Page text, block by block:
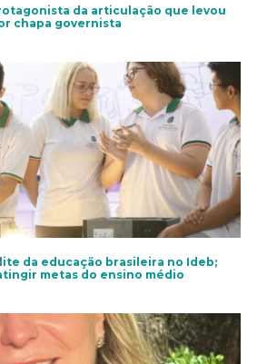
da articulação que levou
chapa governista
da educação brasileira no Ideb;
metas do ensino médio